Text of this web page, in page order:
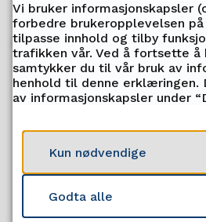
Artikkelliste
4. Kommunale
Oppstart januar 2021.
Vi bruker informasjonskapsler
forbedre brukeropplevelsen
tilpasse innhold og tilby
trafikken vår. Ved å fortsette
samtykker du til vår bruk av
henhold til denne erklæringen.
av informasjonskapsler under
Kun nødvendige
Godta alle